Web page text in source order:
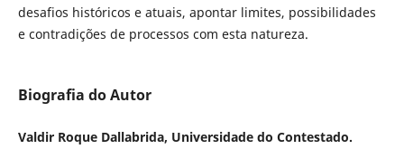
desafios históricos e atuais, apontar limites, possibilidades
e contradições de processos com esta natureza.
Biografia do Autor
Valdir Roque Dallabrida, Universidade do Contestado.